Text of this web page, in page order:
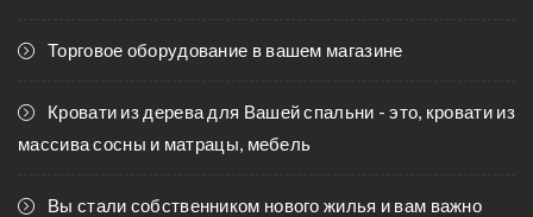
Торговое оборудование в вашем магазине
Кровати из дерева для Вашей спальни - это, кровати из
массива сосны и матрацы, мебель
Вы стали собственником нового жилья и вам важно